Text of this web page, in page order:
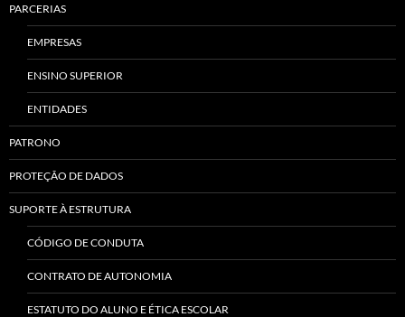
PARCERIAS
EMPRESAS
ENSINO SUPERIOR
ENTIDADES
PATRONO
PROTEÇÃO DE DADOS
SUPORTE À ESTRUTURA
CÓDIGO DE CONDUTA
CONTRATO DE AUTONOMIA
ESTATUTO DO ALUNO E ÉTICA ESCOLAR